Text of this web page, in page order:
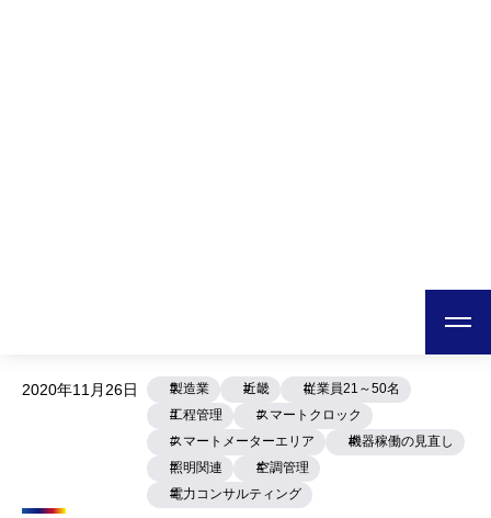
2020年11月26日 製造業 近畿
従業員21～50名
工程管理
スマートクロック
スマートメーターエリア
機器稼働の見直し
照明関連
空調管理
電力コンサルティング